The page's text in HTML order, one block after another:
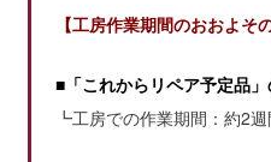
【工房作業期間のおおよそ
■「これからリペア予定品
┗工房での作業期間：約2